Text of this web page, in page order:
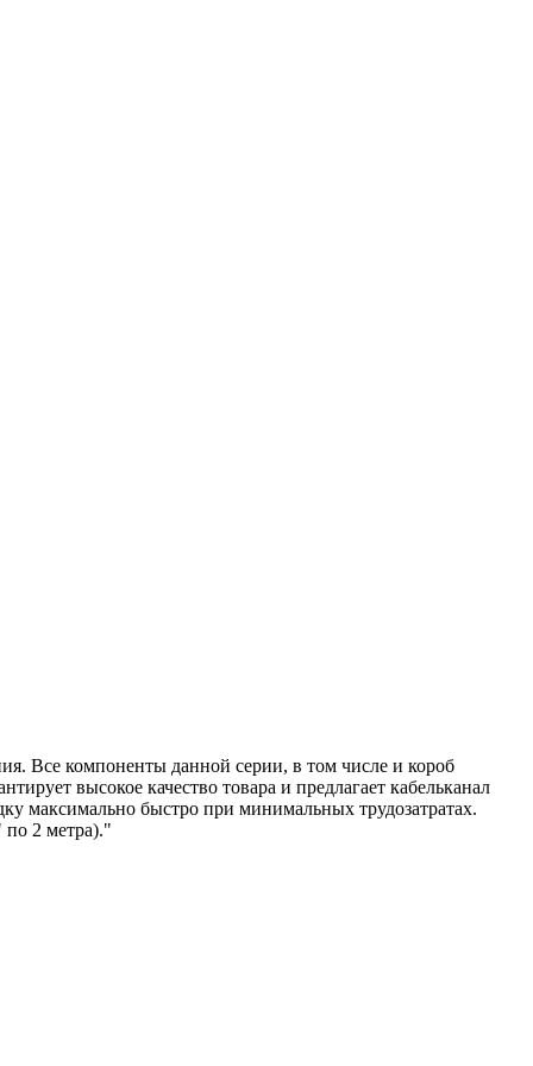
Все компоненты данной серии, в том числе и короб
высокое качество товара и предлагает кабельканал
максимально быстро при минимальных трудозатратах.
по 2 метра)."